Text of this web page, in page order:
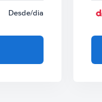
Desde/dia